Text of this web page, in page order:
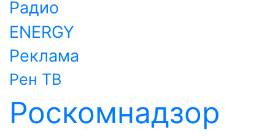
Радио
ENERGY
Реклама
Рен ТВ
Роскомнадзор